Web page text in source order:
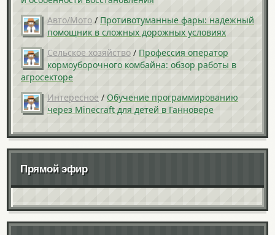
Авто/Мото / Противотуманные фары: надежный
помощник в сложных дорожных условиях
Сельское хозяйство / Профессия оператор
кормоуборочного комбайна: обзор работы в
агросекторе
Интересное / Обучение программированию
через Minecraft для детей в Ганновере
Прямой эфир